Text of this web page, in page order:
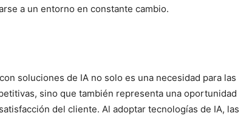
a un entorno en constante cambio.
soluciones de IA no solo es una necesidad para las
sino que también representa una oportunidad
del cliente. Al adoptar tecnologías de IA, las